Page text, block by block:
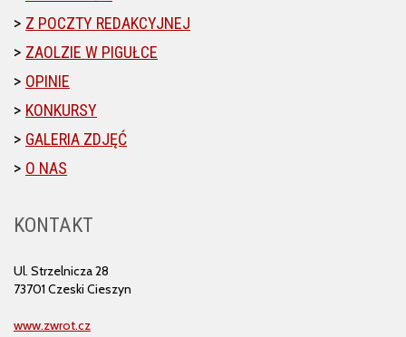
Z POCZTY REDAKCYJNEJ
ZAOLZIE W PIGUŁCE
OPINIE
KONKURSY
GALERIA ZDJĘĆ
O NAS
KONTAKT
Ul. Strzelnicza 28
73701 Czeski Cieszyn
www.zwrot.cz